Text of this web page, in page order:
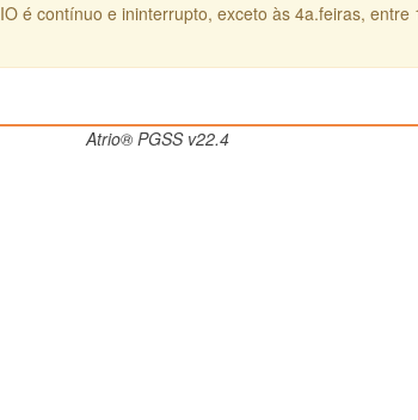
é contínuo e ininterrupto, exceto às 4a.feiras,
Atrio® PGSS v22.4